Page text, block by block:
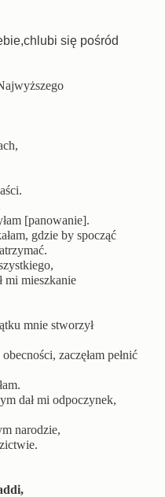
chlubi się pośród
[panowanie].
gdzie by spocząć
mi mieszkanie
mnie stworzył
zaczęłam pełnić
dał mi odpoczynek,
narodzie,